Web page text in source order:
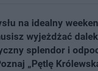
na idealny
wyjeżdżać
splendor i
„Pętlę